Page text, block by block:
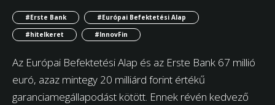
#Erste Bank
#Európai Befektetési Alap
#hitelkeret
#InnovFin
Az Európai Befektetési Alap és az Erste Bank 67 millió
euró, azaz mintegy 20 milliárd forint értékű
garanciamegállapodást kötött. Ennek révén kedvező